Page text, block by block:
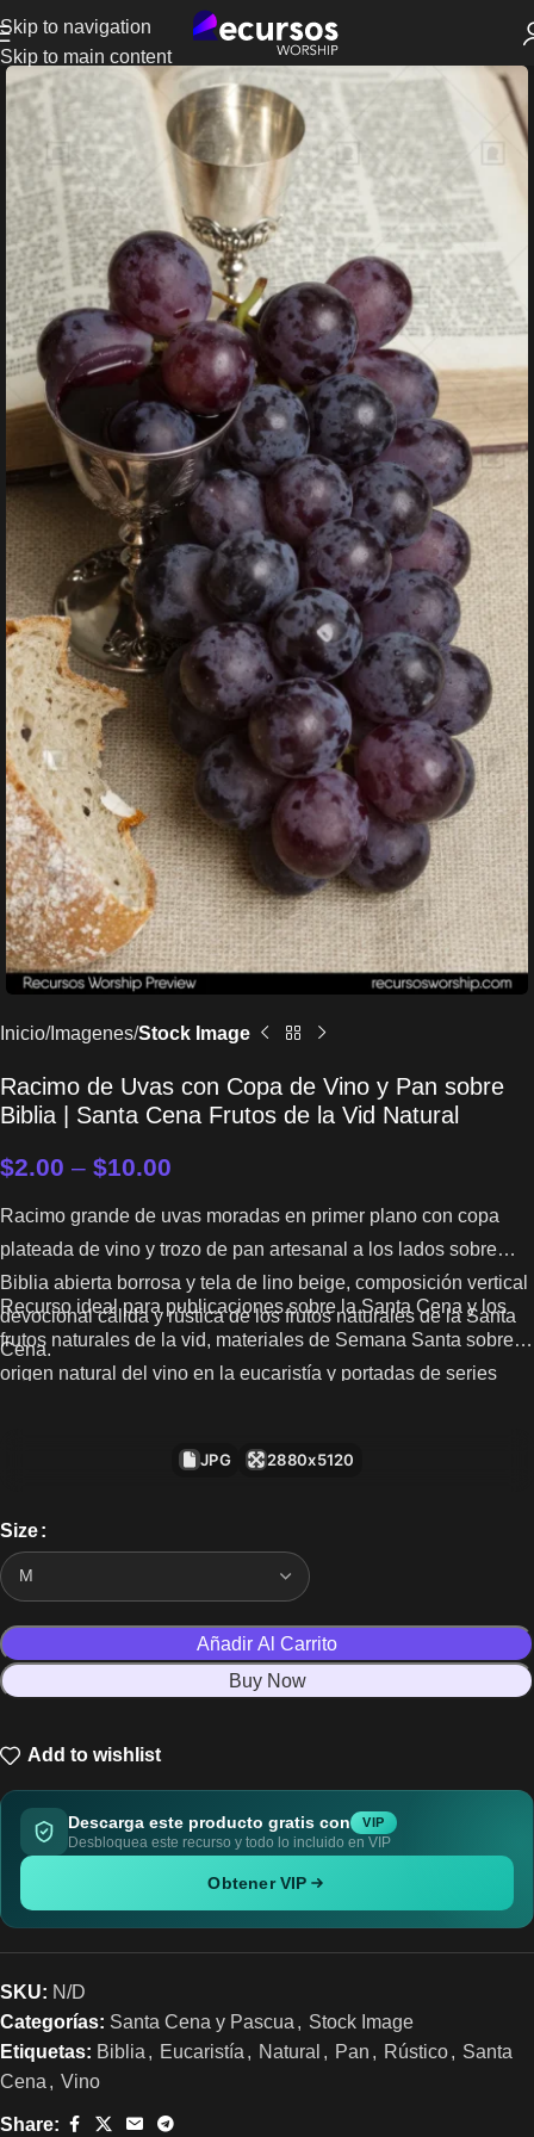
Skip to navigation
Skip to main content
Inicio Imagenes Stock Image
Racimo de Uvas con Copa de Vino y Pan sobre
Biblia | Santa Cena Frutos de la Vid Natural
$2.00 – $10.00
Racimo grande de uvas moradas en primer plano con copa
plateada de vino y trozo de pan artesanal a los lados sobre
Biblia abierta borrosa y tela de lino beige, composición vertical
devocional cálida y rústica de los frutos naturales de la Santa
Cena.
Recurso ideal para publicaciones sobre la Santa Cena y los
frutos naturales de la vid, materiales de Semana Santa sobre el
origen natural del vino en la eucaristía y portadas de series
JPG 2880x5120
Size
Añadir Al Carrito
Buy Now
Add to wishlist
Descarga este producto gratis con VIP
Desbloquea este recurso y todo lo incluido en VIP
Obtener VIP
SKU: N/D
Categorías: Santa Cena y Pascua , Stock Image
Etiquetas: Biblia , Eucaristía , Natural , Pan , Rústico, Santa
Cena , Vino
Share: